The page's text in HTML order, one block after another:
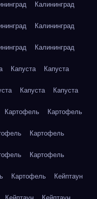
Калининград
Калининград
Калининград
Капуста Капуста
Капуста Капуста
Картофель Картофель
Картофель
Картофель
Картофель Кейптаун